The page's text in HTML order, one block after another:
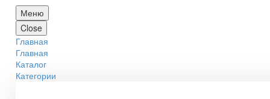
Меню
Close
Главная
Главная
Каталог
Категории